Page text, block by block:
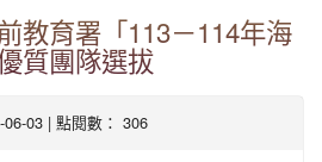
教育署「113－114年海
質團隊選拔
06-03 | 點閱數： 306